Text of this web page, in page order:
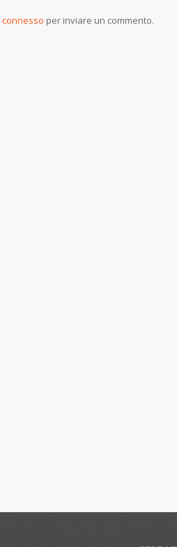
connesso per inviare un commento.